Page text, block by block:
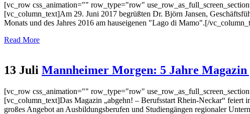
[vc_row css_animation="" row_type="row"
[vc_column_text]Am 29. Juni 2017 begrüßten Dr. Björn Jansen,
Monats und des Jahres 2016 am hauseigenen "Lago di Mamo".[/
Read More
13 Juli Mannheimer Morgen: 5 Jahre Magazin
[vc_row css_animation="" row_type="row"
[vc_column_text]Das Magazin „abgehn! – Berufsstart Rhein-Neckar“ feiert
großes Angebot an Ausbildungsberufen und Studiengängen regionaler